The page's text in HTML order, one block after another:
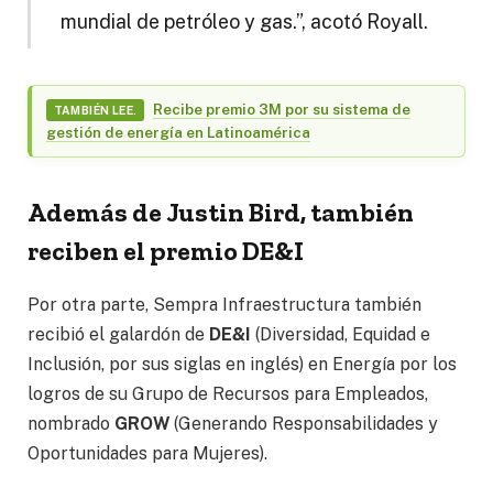
mundial de petróleo y gas.”, acotó Royall.
TAMBIÉN LEE.
Recibe premio 3M por su sistema de
gestión de energía en Latinoamérica
Además de Justin Bird, también
reciben el premio DE&I
Por otra parte, Sempra Infraestructura también
recibió el galardón de DE&I (Diversidad, Equidad e
Inclusión, por sus siglas en inglés) en Energía por los
logros de su Grupo de Recursos para Empleados,
nombrado GROW (Generando Responsabilidades y
Oportunidades para Mujeres).